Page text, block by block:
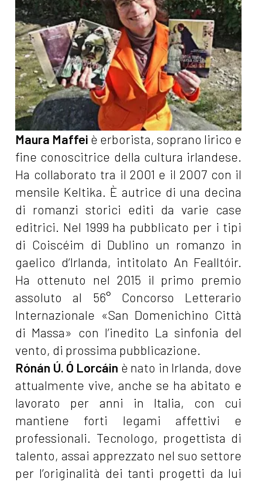
Maura Maffei è erborista, soprano lirico e
fine conoscitrice della cultura irlandese.
Ha collaborato tra il 2001 e il 2007 con il
mensile Keltika. È autrice di una decina
di romanzi storici editi da varie case
editrici. Nel 1999 ha pubblicato per i tipi
di Coiscéim di Dublino un romanzo in
gaelico d’Irlanda, intitolato An Fealltóir.
Ha ottenuto nel 2015 il primo premio
assoluto al 56° Concorso Letterario
Internazionale «San Domenichino Città
di Massa» con l’inedito La sinfonia del
vento, di prossima pubblicazione.
Rónán Ú. Ó Lorcáin è nato in Irlanda, dove
attualmente vive, anche se ha abitato e
lavorato per anni in Italia, con cui
mantiene forti legami affettivi e
professionali. Tecnologo, progettista di
talento, assai apprezzato nel suo settore
per l’originalità dei tanti progetti da lui